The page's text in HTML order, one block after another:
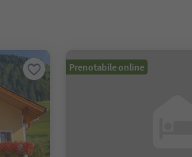
Prenotabile online